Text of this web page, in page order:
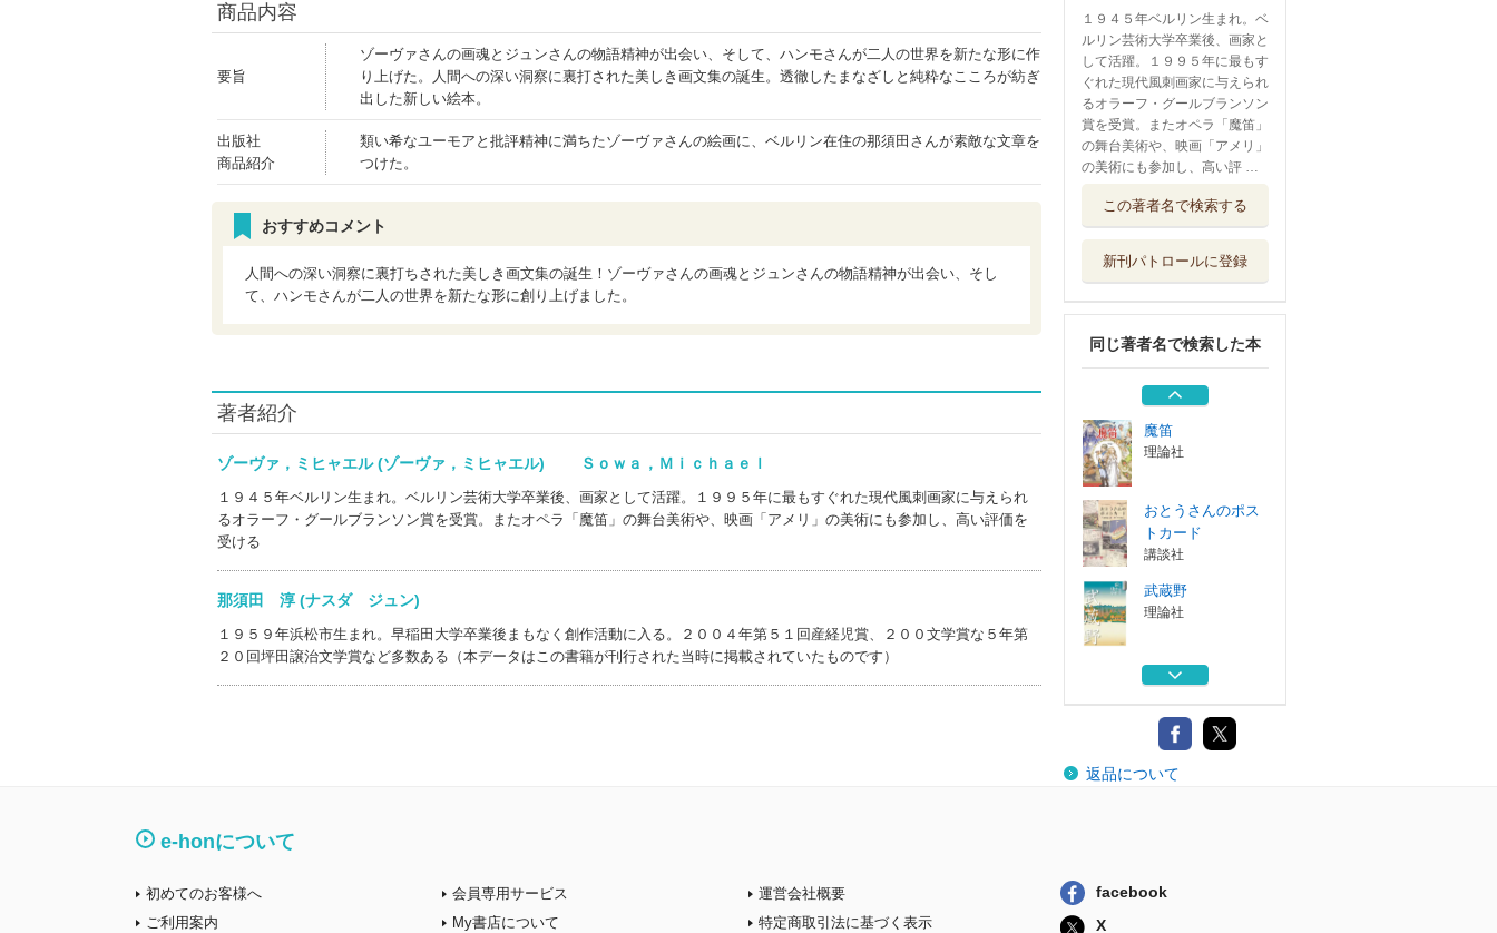
商品内容
要旨
ゾーヴァさんの画魂とジュンさんの物語精神が出会い、そして、ハンモさんが二人の世界を新たな形に作
り上げた。人間への深い洞察に裏打された美しき画文集の誕生。透徹したまなざしと純粋なこころが紡ぎ
出した新しい絵本。
出版社
商品紹介
類い希なユーモアと批評精神に満ちたゾーヴァさんの絵画に、ベルリン在住の那須田さんが素敵な文章を
つけた。
おすすめコメント
人間への深い洞察に裏打ちされた美しき画文集の誕生！ゾーヴァさんの画魂とジュンさんの物語精神が出会い、そし
て、ハンモさんが二人の世界を新たな形に創り上げました。
著者紹介
ゾーヴァ，ミヒャエル (ゾーヴァ，ミヒャエル) Ｓｏｗａ，Ｍｉｃｈａｅｌ
１９４５年ベルリン生まれ。ベルリン芸術大学卒業後、画家として活躍。１９９５年に最もすぐれた現代風刺画家に与えられ
るオラーフ・グールブランソン賞を受賞。またオペラ「魔笛」の舞台美術や、映画「アメリ」の美術にも参加し、高い評価を
受ける
那須田 淳 (ナスダ ジュン)
１９５９年浜松市生まれ。早稲田大学卒業後まもなく創作活動に入る。２００４年第５１回産経児賞、２００文学賞な５年第
２０回坪田譲治文学賞など多数ある（本データはこの書籍が刊行された当時に掲載されていたものです）
１９４５年ベルリン生まれ。ベ
ルリン芸術大学卒業後、画家と
して活躍。１９９５年に最もす
ぐれた現代風刺画家に与えられ
るオラーフ・グールブランソン
賞を受賞。またオペラ「魔笛」
の舞台美術や、映画「アメリ」
の美術にも参加し、高い評 …
この著者名で検索する
新刊パトロールに登録
同じ著者名で検索した本
理論社
ドリトル先生大航
Ｇａｋｋｅｎ
ごみ 世界で一番
やっかいなもの...
西村書店東京出...
魔笛
理論社
おとうさんのポス
トカード
講談社
武蔵野
理論社
ドリトル先生大航
Ｇａｋｋｅｎ
ごみ 世界で一番
やっかいなもの...
返品について
e-honについて
初めてのお客様へ
ご利用案内
会員専用サービス
My書店について
運営会社概要
特定商取引法に基づく表示
facebook
X